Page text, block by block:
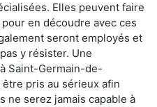
Elles peuvent faire
en découdre avec ces
seront employés et
y résister. Une
Saint-Germain-de-
pris au sérieux afin
ne serez jamais capable à